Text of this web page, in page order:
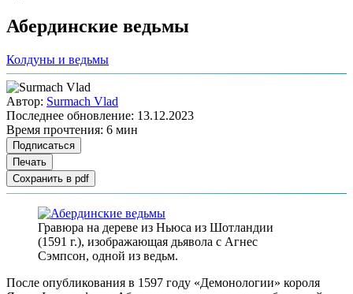
Абердинские ведьмы
Колдуны и ведьмы
Автор: Surmach Vlad
Последнее обновление: 13.12.2023
Время прочтения: 6 мин
Подписаться
Печать
Сохранить в pdf
Гравюра на дереве из Ньюса из Шотландии
(1591 г.), изображающая дьявола с Агнес
Сэмпсон, одной из ведьм.
После опубликования в 1597 году «Демонологии» короля